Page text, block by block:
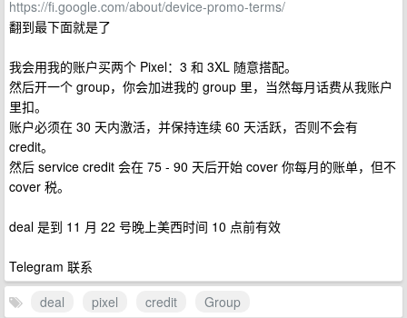
https://fi.google.com/about/device-promo-terms/
翻到最下面就是了
我会用我的账户买两个 Pixel：3 和 3XL 随意搭配。
然后开一个 group，你会加进我的 group 里，当然每月话费从我账户
里扣。
账户必须在 30 天内激活，并保持连续 60 天活跃，否则不会有
credit。
然后 service credit 会在 75 - 90 天后开始 cover 你每月的账单，但不
cover 税。
deal 是到 11 月 22 号晚上美西时间 10 点前有效
Telegram 联系
deal
pixel credit
Group